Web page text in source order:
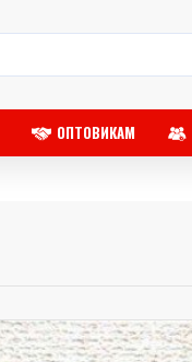
ОПТОВИКАМ